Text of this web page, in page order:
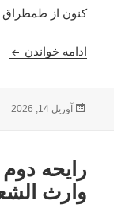
کنون از
ادامه خواندن
ارسال
آوریل 14, 2026
وارث